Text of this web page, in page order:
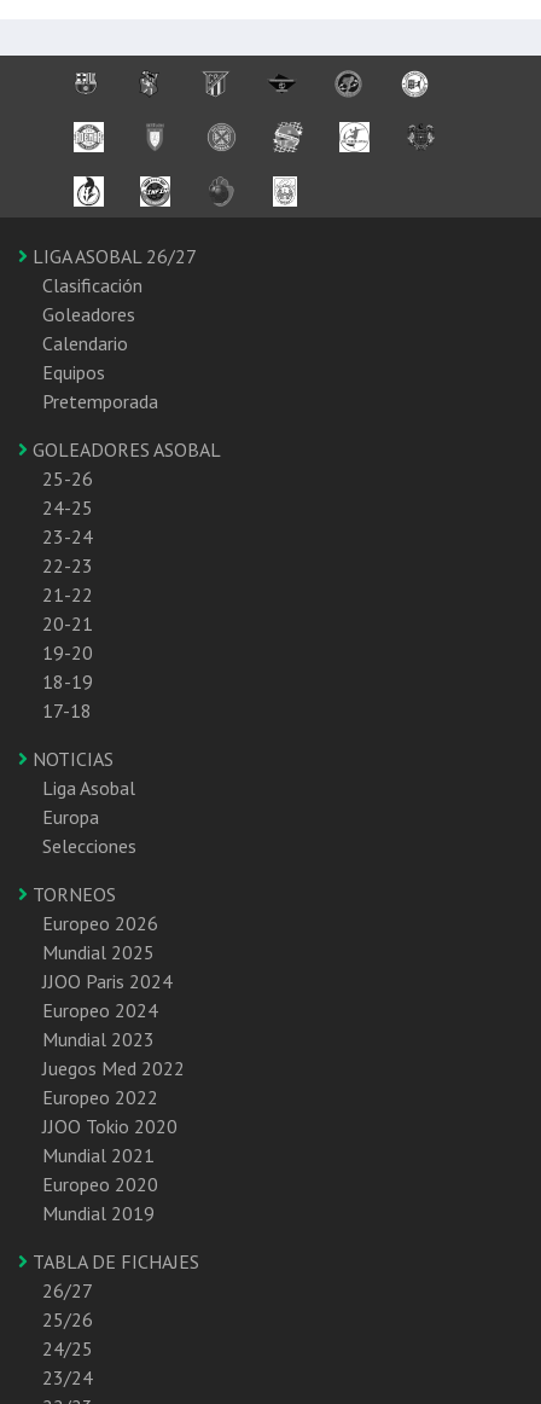
LIGA ASOBAL 26/27
Clasificación
Goleadores
Calendario
Equipos
Pretemporada
GOLEADORES ASOBAL
25-26
24-25
23-24
22-23
21-22
20-21
19-20
18-19
17-18
NOTICIAS
Liga Asobal
Europa
Selecciones
TORNEOS
Europeo 2026
Mundial 2025
JJOO Paris 2024
Europeo 2024
Mundial 2023
Juegos Med 2022
Europeo 2022
JJOO Tokio 2020
Mundial 2021
Europeo 2020
Mundial 2019
TABLA DE FICHAJES
26/27
25/26
24/25
23/24